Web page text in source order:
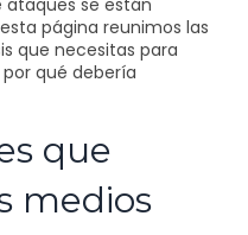
se están
página reunimos las
que necesitas para
qué debería
que
medios